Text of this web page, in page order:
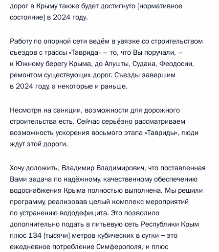
дорог в Крыму также будет достигнуто [нормативное
состояние] в 2024 году.
Работу по опорной сети ведём в увязке со строительством
съездов с трассы «Таврида» – то, что Вы поручали, –
к Южному берегу Крыма, до Алушты, Судака, Феодосии,
ремонтом существующих дорог. Съезды завершим
в 2024 году, а некоторые и раньше.
Несмотря на санкции, возможности для дорожного
строительства есть. Сейчас серьёзно рассматриваем
возможность ускорения восьмого этапа «Тавриды», люди
ждут этой дороги.
Хочу доложить, Владимир Владимирович, что поставленная
Вами задача по надёжному, качественному обеспечению
водоснабжения Крыма полностью выполнена. Мы решили
программу, реализовав целый комплекс мероприятий
по устранению вододефицита. Это позволило
дополнительно подать в питьевую сеть Республики Крым
плюс 134 [тысячи] метров кубических в сутки ‒ это
ежедневное потребление Симферополя, и плюс